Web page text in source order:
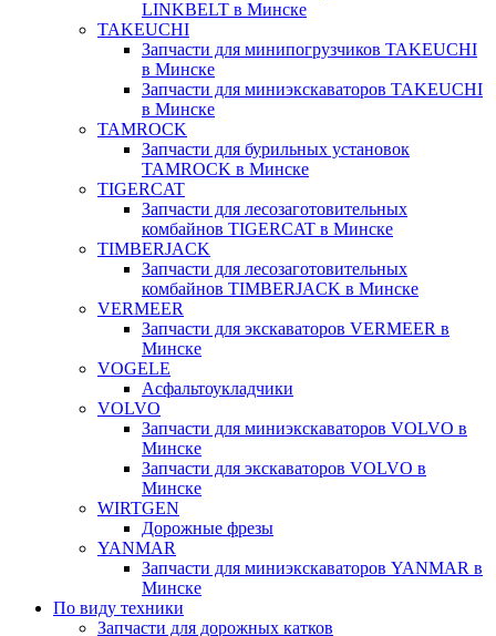
LINKBELT в Минске
TAKEUCHI
Запчасти для минипогрузчиков TAKEUCHI
в Минске
Запчасти для миниэкскаваторов TAKEUCHI
в Минске
TAMROCK
Запчасти для бурильных установок
TAMROCK в Минске
TIGERCAT
Запчасти для лесозаготовительных
комбайнов TIGERCAT в Минске
TIMBERJACK
Запчасти для лесозаготовительных
комбайнов TIMBERJACK в Минске
VERMEER
Запчасти для экскаваторов VERMEER в
Минске
VOGELE
Асфальтоукладчики
VOLVO
Запчасти для миниэкскаваторов VOLVO в
Минске
Запчасти для экскаваторов VOLVO в
Минске
WIRTGEN
Дорожные фрезы
YANMAR
Запчасти для миниэкскаваторов YANMAR в
Минске
По виду техники
Запчасти для дорожных катков